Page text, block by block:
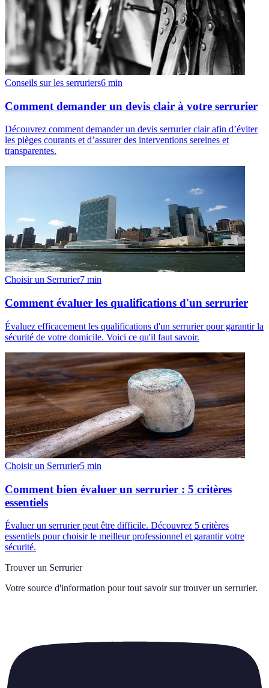
Conseils sur les serruriers6 min
Comment demander un devis clair à votre serrurier
Découvrez comment demander un devis serrurier clair afin d’éviter
les pièges courants et d’assurer des interventions sereines et
transparentes.
Choisir un Serrurier7 min
Comment évaluer les qualifications d'un serrurier
Évaluez efficacement les qualifications d'un serrurier pour garantir la
sécurité de votre domicile. Voici ce qu'il faut savoir.
Choisir un Serrurier5 min
Comment bien évaluer un serrurier : 5 critères
essentiels
Évaluer un serrurier peut être difficile. Découvrez 5 critères
essentiels pour choisir le meilleur professionnel et garantir votre
sécurité.
Trouver un Serrurier
Votre source d'information pour tout savoir sur trouver un serrurier.